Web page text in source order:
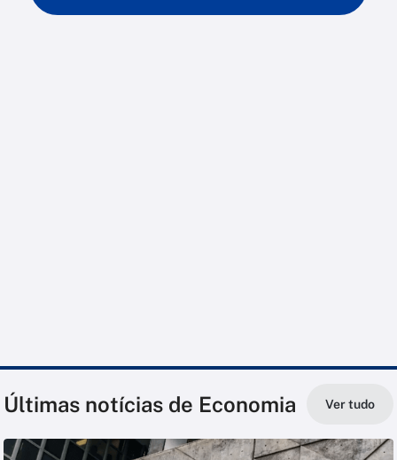
Últimas notícias de Economia Ver tudo